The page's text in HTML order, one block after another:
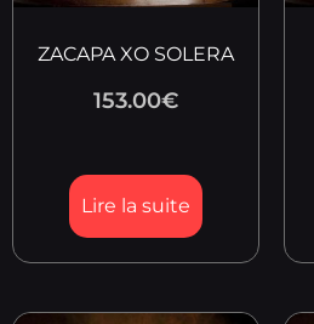
ZACAPA XO SOLERA
153.00€
Lire la suite